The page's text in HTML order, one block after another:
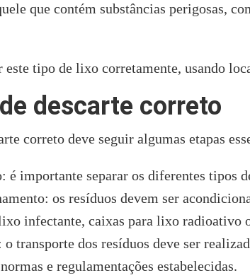
que contém substâncias perigosas,
tipo de lixo corretamente, usando
descarte correto
correto deve seguir algumas etapas
importante separar os diferentes tipos
os resíduos devem ser
infectante, caixas para lixo radioativo
dos resíduos deve ser
e regulamentações estabelecidas.